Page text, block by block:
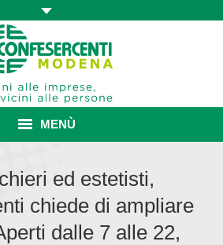
MENÙ
E VANTAGGI
ed estetisti,
chiede di ampliare
dalle 7 alle 22,